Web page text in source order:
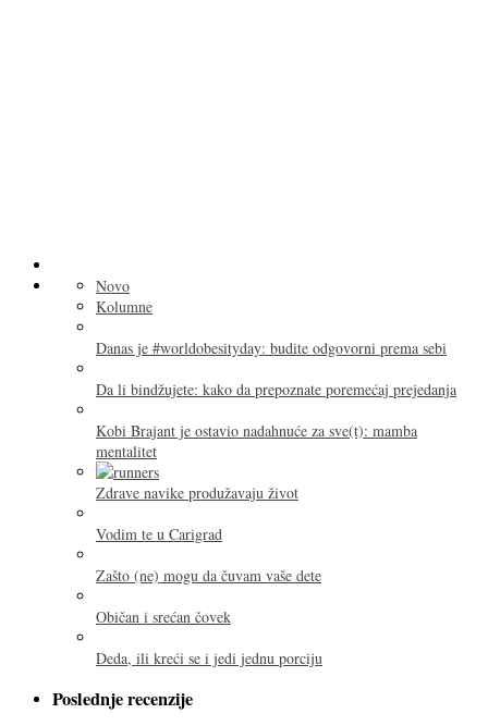
Novo
Kolumne
Danas je #worldobesityday: budite odgovorni prema sebi
Da li bindžujete: kako da prepoznate poremećaj prejedanja
Kobi Brajant je ostavio nadahnuće za sve(t): mamba
mentalitet
Zdrave navike produžavaju život
Vodim te u Carigrad
Zašto (ne) mogu da čuvam vaše dete
Običan i srećan čovek
Deda, ili kreći se i jedi jednu porciju
Poslednje recenzije